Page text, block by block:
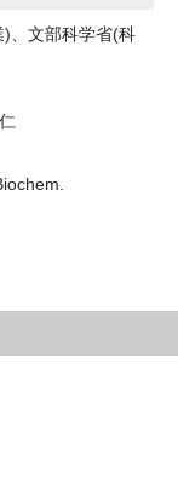
、文部科学省(科